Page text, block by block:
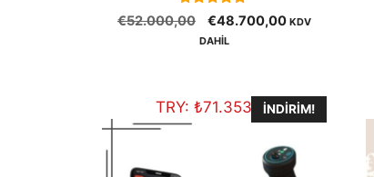
5.00
out of 5
€52.000,00
Orijinal
fiyat:
€48.700,00Şu
KDV
DAHİL
TRY: ₺71.353,10İNDIRIM!